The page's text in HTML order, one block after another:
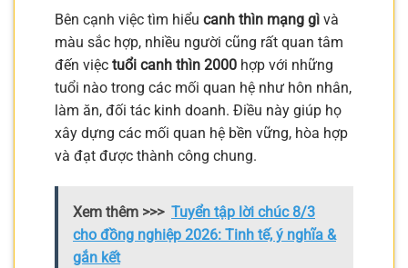
Bên cạnh việc tìm hiểu canh thìn mạng gì và
màu sắc hợp, nhiều người cũng rất quan tâm
đến việc tuổi canh thìn 2000 hợp với những
tuổi nào trong các mối quan hệ như hôn nhân,
làm ăn, đối tác kinh doanh. Điều này giúp họ
xây dựng các mối quan hệ bền vững, hòa hợp
và đạt được thành công chung.
Xem thêm >>> Tuyển tập lời chúc 8/3
cho đồng nghiệp 2026: Tinh tế, ý nghĩa &
gắn kết